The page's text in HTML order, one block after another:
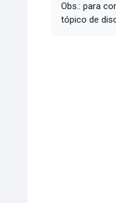
Obs.: para
tópico de